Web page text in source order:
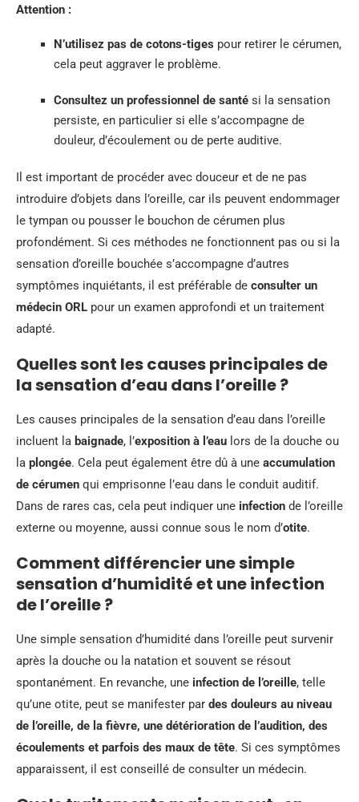
Attention :
N’utilisez pas de cotons-tiges pour retirer le cérumen,
cela peut aggraver le problème.
Consultez un professionnel de santé si la sensation
persiste, en particulier si elle s’accompagne de
douleur, d’écoulement ou de perte auditive.
Il est important de procéder avec douceur et de ne pas
introduire d’objets dans l’oreille, car ils peuvent endommager
le tympan ou pousser le bouchon de cérumen plus
profondément. Si ces méthodes ne fonctionnent pas ou si la
sensation d’oreille bouchée s’accompagne d’autres
symptômes inquiétants, il est préférable de consulter un
médecin ORL pour un examen approfondi et un traitement
adapté.
Quelles sont les causes principales de
la sensation d’eau dans l’oreille ?
Les causes principales de la sensation d’eau dans l’oreille
incluent la baignade, l’exposition à l’eau lors de la douche ou
la plongée. Cela peut également être dû à une accumulation
de cérumen qui emprisonne l’eau dans le conduit auditif.
Dans de rares cas, cela peut indiquer une infection de l’oreille
externe ou moyenne, aussi connue sous le nom d’otite.
Comment différencier une simple
sensation d’humidité et une infection
de l’oreille ?
Une simple sensation d’humidité dans l’oreille peut survenir
après la douche ou la natation et souvent se résout
spontanément. En revanche, une infection de l’oreille, telle
qu’une otite, peut se manifester par des douleurs au niveau
de l’oreille, de la fièvre, une détérioration de l’audition, des
écoulements et parfois des maux de tête. Si ces symptômes
apparaissent, il est conseillé de consulter un médecin.